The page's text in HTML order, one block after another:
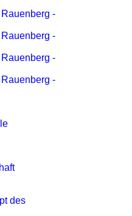
-
-
-
-
des